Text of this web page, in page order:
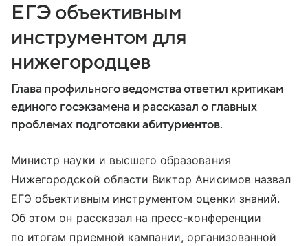
ЕГЭ объективным
инструментом для
нижегородцев
Глава профильного ведомства ответил критикам
единого госэкзамена и рассказал о главных
проблемах подготовки абитуриентов.
Министр науки и высшего образования
Нижегородской области Виктор Анисимов назвал
ЕГЭ объективным инструментом оценки знаний.
Об этом он рассказал на пресс-конференции
по итогам приемной кампании, организованной